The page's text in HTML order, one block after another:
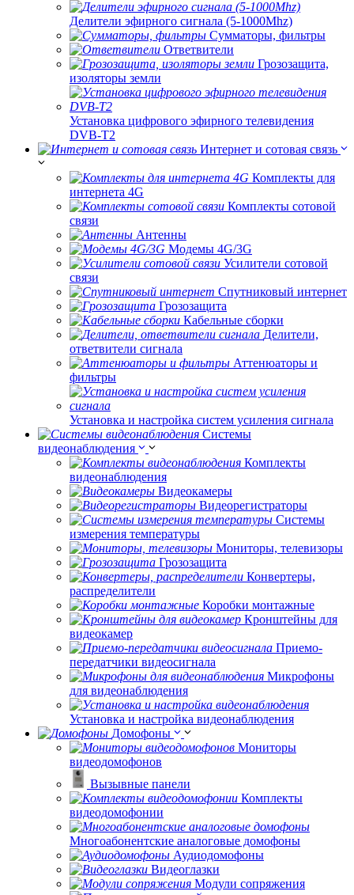
Делители эфирного сигнала (5-1000Mhz)
Сумматоры, фильтры
Ответвители
Грозозащита,
изоляторы земли
Установка цифрового эфирного телевидения
DVB-T2
Интернет и сотовая связь
Комплекты для
интернета 4G
Комплекты сотовой
связи
Антенны
Модемы 4G/3G
Усилители сотовой
связи
Спутниковый интернет
Грозозащита
Кабельные сборки
Делители,
ответвители сигнала
Аттенюаторы и
фильтры
Установка и настройка систем усиления сигнала
Системы
видеонаблюдения
Комплекты
видеонаблюдения
Видеокамеры
Видеорегистраторы
Системы
измерения температуры
Мониторы, телевизоры
Грозозащита
Конвертеры,
распределители
Коробки монтажные
Кронштейны для
видеокамер
Приемо-
передатчики видеосигнала
Микрофоны
для видеонаблюдения
Установка и настройка видеонаблюдения
Домофоны
Мониторы
видеодомофонов
Вызывные панели
Комплекты
видеодомофонии
Многоабонентские аналоговые домофоны
Аудиодомофоны
Видеоглазки
Модули сопряжения